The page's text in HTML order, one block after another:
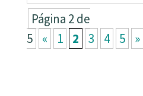
Página 2 de
5
« 1 2 3 4 5 »